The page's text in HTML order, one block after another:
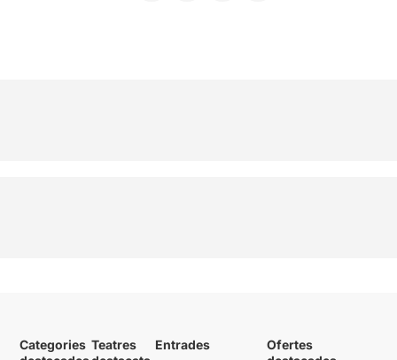
Categories Teatres
Entrades
Ofertes